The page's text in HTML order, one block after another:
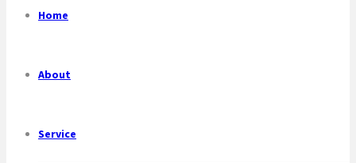
Home
About
Service